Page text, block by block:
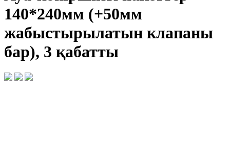
140*240мм (+50мм
жабыстырылатын клапаны
бар), 3 қабатты